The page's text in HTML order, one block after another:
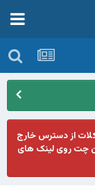
از دسترس خارج
چت روی لینک های